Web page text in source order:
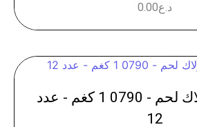
د.ع0.00
ماجي برومولاك لحم - 0790 1 كغم - عدد
12